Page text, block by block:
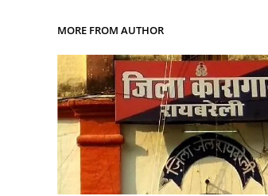
MORE FROM AUTHOR